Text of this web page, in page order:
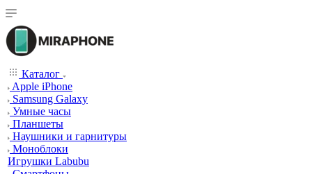
Каталог
Apple iPhone
Samsung Galaxy
Умные часы
Планшеты
Наушники и гарнитуры
Моноблоки
Игрушки Labubu